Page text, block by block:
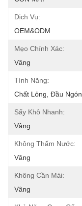
Dịch Vụ:
OEM&ODM
Mẹo Chính Xác:
Vâng
Tính Năng:
Chất Lỏng, Đầu Ngón
Sấy Khô Nhanh:
Vâng
Không Thấm Nước:
Vâng
Không Cần Mài:
Vâng